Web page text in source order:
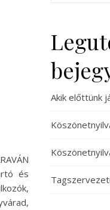
és
Akik előttünk